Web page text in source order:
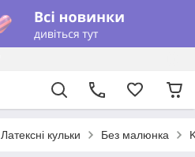
Латексні кульки Без малюнка